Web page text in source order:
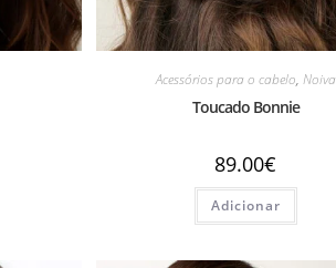
Acessórios para o cabelo, Noiva
Toucado Bonnie
89.00€
Adicionar